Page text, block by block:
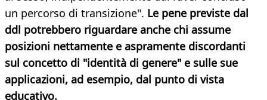
un percorso di transizione". Le pene previste dal
ddl potrebbero riguardare anche chi assume
posizioni nettamente e aspramente discordanti
sul concetto di "identità di genere" e sulle sue
applicazioni, ad esempio, dal punto di vista
educativo.